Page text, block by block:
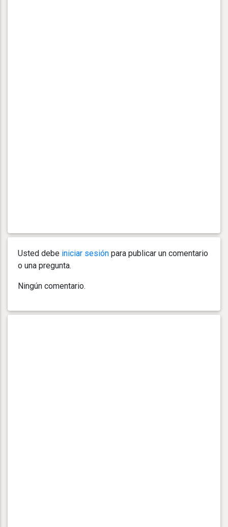
Usted debe iniciar sesión para publicar un comentario
o una pregunta.
Ningún comentario.